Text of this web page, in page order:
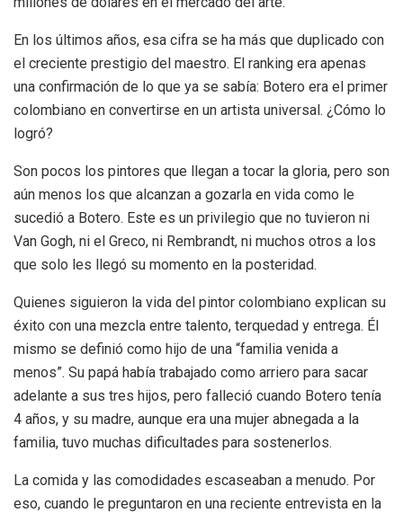
En los últimos años, esa cifra se ha más que duplicado con
el creciente prestigio del maestro. El ranking era apenas
una confirmación de lo que ya se sabía: Botero era el primer
colombiano en convertirse en un artista universal. ¿Cómo lo
logró?
Son pocos los pintores que llegan a tocar la gloria, pero son
aún menos los que alcanzan a gozarla en vida como le
sucedió a Botero. Este es un privilegio que no tuvieron ni
Van Gogh, ni el Greco, ni Rembrandt, ni muchos otros a los
que solo les llegó su momento en la posteridad.
Quienes siguieron la vida del pintor colombiano explican su
éxito con una mezcla entre talento, terquedad y entrega. Él
mismo se definió como hijo de una “familia venida a
menos”. Su papá había trabajado como arriero para sacar
adelante a sus tres hijos, pero falleció cuando Botero tenía
4 años, y su madre, aunque era una mujer abnegada a la
familia, tuvo muchas dificultades para sostenerlos.
La comida y las comodidades escaseaban a menudo. Por
eso, cuando le preguntaron en una reciente entrevista en la